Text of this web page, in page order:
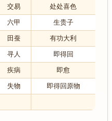
交易 处处喜色
六甲 生贵子
田蚕 有功大利
寻人 即得回
疾病 即愈
失物 即得回原物